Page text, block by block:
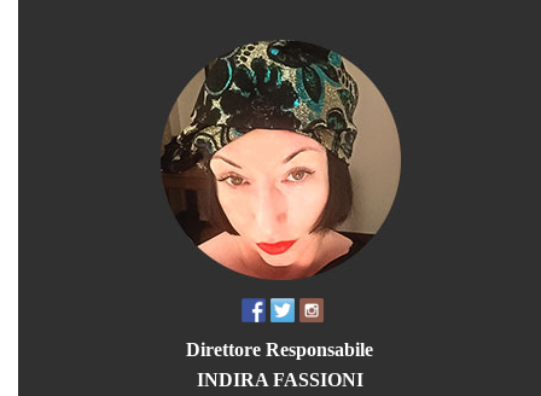
Direttore Responsabile
INDIRA FASSIONI